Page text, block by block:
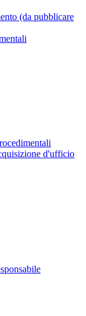
(da pubblicare
d'ufficio